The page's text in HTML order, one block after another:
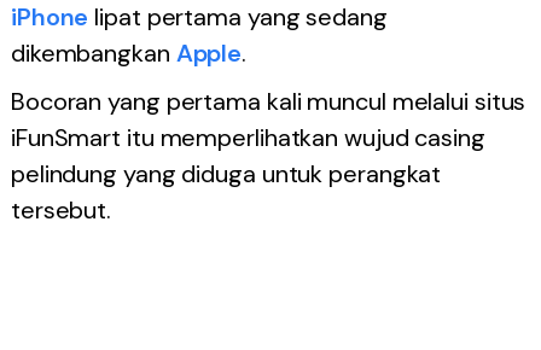
iPhone lipat pertama yang sedang
dikembangkan Apple.
Bocoran yang pertama kali muncul melalui situs
iFunSmart itu memperlihatkan wujud casing
pelindung yang diduga untuk perangkat
tersebut.